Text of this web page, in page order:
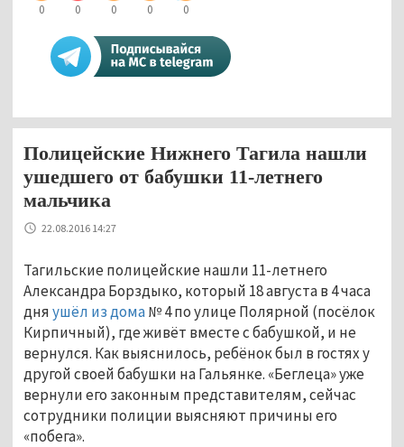
0 0 0 0 0
Полицейские Нижнего Тагила нашли
ушедшего от бабушки 11-летнего
мальчика
22.08.2016 14:27
Тагильские полицейские нашли 11-летнего
Александра Борздыко, который 18 августа в 4 часа
дняушёл из дома№ 4 по улице Полярной (посёлок
Кирпичный), где живёт вместе с бабушкой, и не
вернулся. Как выяснилось, ребёнок был в гостях у
другой своей бабушки на Гальянке. «Беглеца» уже
вернули его законным представителям, сейчас
сотрудники полиции выясняют причины его
«побега».